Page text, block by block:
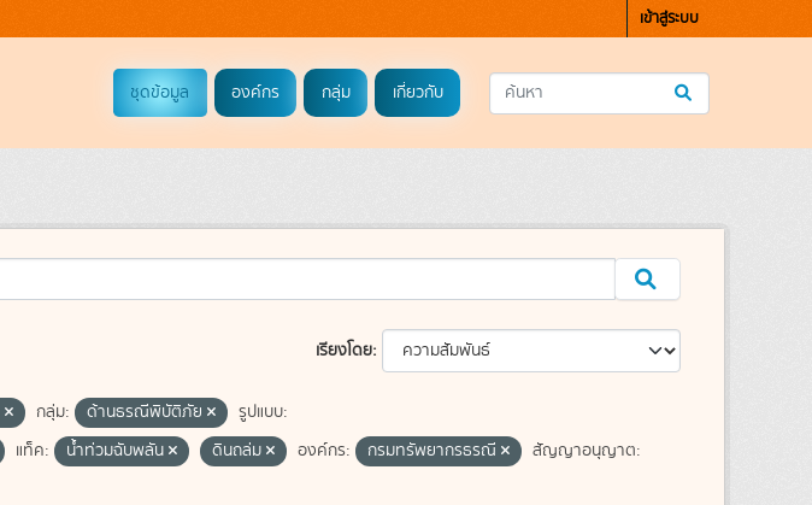
เข้าสู่ระบบ
ชุดข้อมูล องค์กร กลุ่ม เกี่ยวกับ
เรียงโดย
กลุ่ม: ด้านธรณีพิบัติภัย
รูปแบบ:
แท็ค: น้ำท่วมฉับพลัน ดินถล่ม องค์กร: กรมทรัพยากรธรณี
สัญญาอนุญาต: